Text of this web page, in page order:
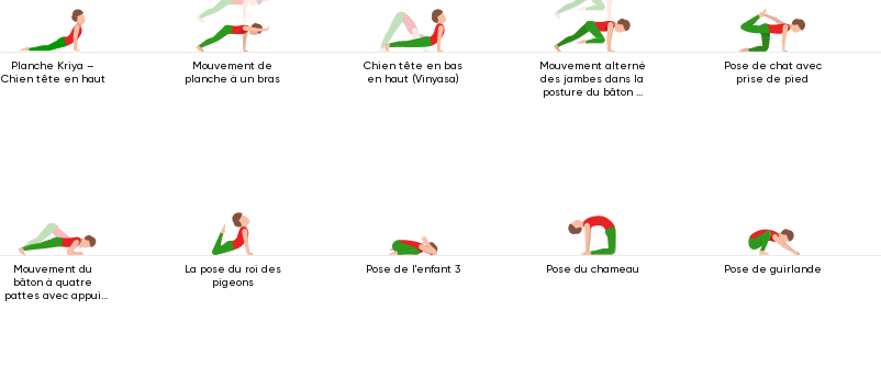
Planche Kriya –
Chien tête en haut
Mouvement de
planche à un bras
Chien tête en bas
en haut (Vinyasa)
Mouvement alterné
des jambes dans la
posture du bâton à
Pose de chat avec
prise de pied
Mouvement du
bâton à quatre
pattes avec appui
La pose du roi des
pigeons
Pose de l'enfant 3 Pose du chameau Pose de guirlande